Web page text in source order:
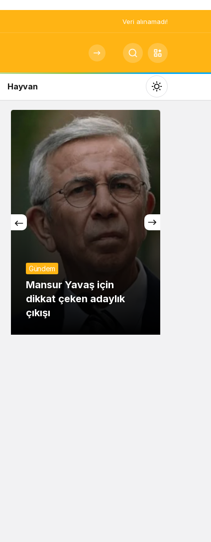
Veri alınamadı!
Hayvan
Mod
değiştir
Gündüz Modu
Gündüz modunu seçin.
Gece Modu
Gece modunu seçin.
Sistem modunu seçin.
Gündem
Mansur Yavaş için
dikkat çeken adaylık
çıkışı